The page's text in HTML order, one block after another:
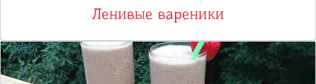
Ленивые вареники